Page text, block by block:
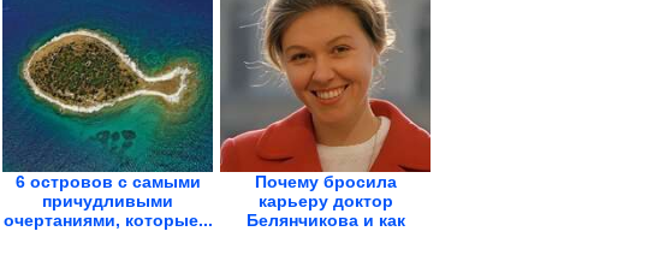
6 островов с самыми
причудливыми
очертаниями, которые...
Почему бросила
карьеру доктор
Белянчикова и как